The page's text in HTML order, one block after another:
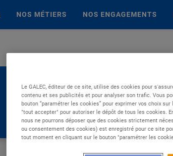
NOS MÉTIERS NOS ENGAGEMENTS
Le GALEC, éditeur de ce site, utilise des cookies pour
contenu et ses publicités et pour analyser son trafic. Vous
bouton “paramétrer les cookies” pour exprimer vos choix
"tout accepter" pour autoriser le dépôt de tous les cookies.
nous ne pourrons déposer que des cookies strictement
ou consentement des cookies) est enregistré pour ce site
tout moment en cliquant sur le bouton "paramétrer les